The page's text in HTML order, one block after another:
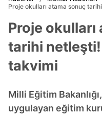
Proje okulları atama sonuç
Proje
tarihi
takvimi
Milli Eğitim
uygulayan eğitim